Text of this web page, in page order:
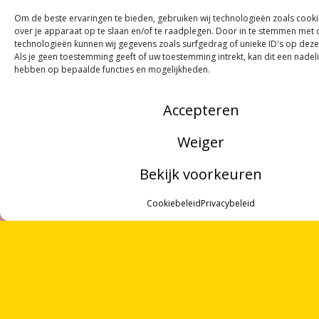
Om de beste ervaringen te bieden, gebruiken wij technologieën zoals
over je apparaat op te slaan en/of te raadplegen. Door in te stemmen met
technologieën kunnen wij gegevens zoals surfgedrag of unieke ID's op
Als je geen toestemming geeft of uw toestemming intrekt, kan dit een
hebben op bepaalde functies en mogelijkheden.
Accepteren
Weiger
Bekijk voorkeuren
CookiebeleidPrivacybeleid
VIER GEDICHTENPER MAAND
OF VOLG ONS VIA SOCIALE MEDIA